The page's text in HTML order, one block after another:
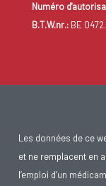
Numéro
B.T.W.nr.:BE
Les données de ce
et ne remplacent en
l’emploi d’un